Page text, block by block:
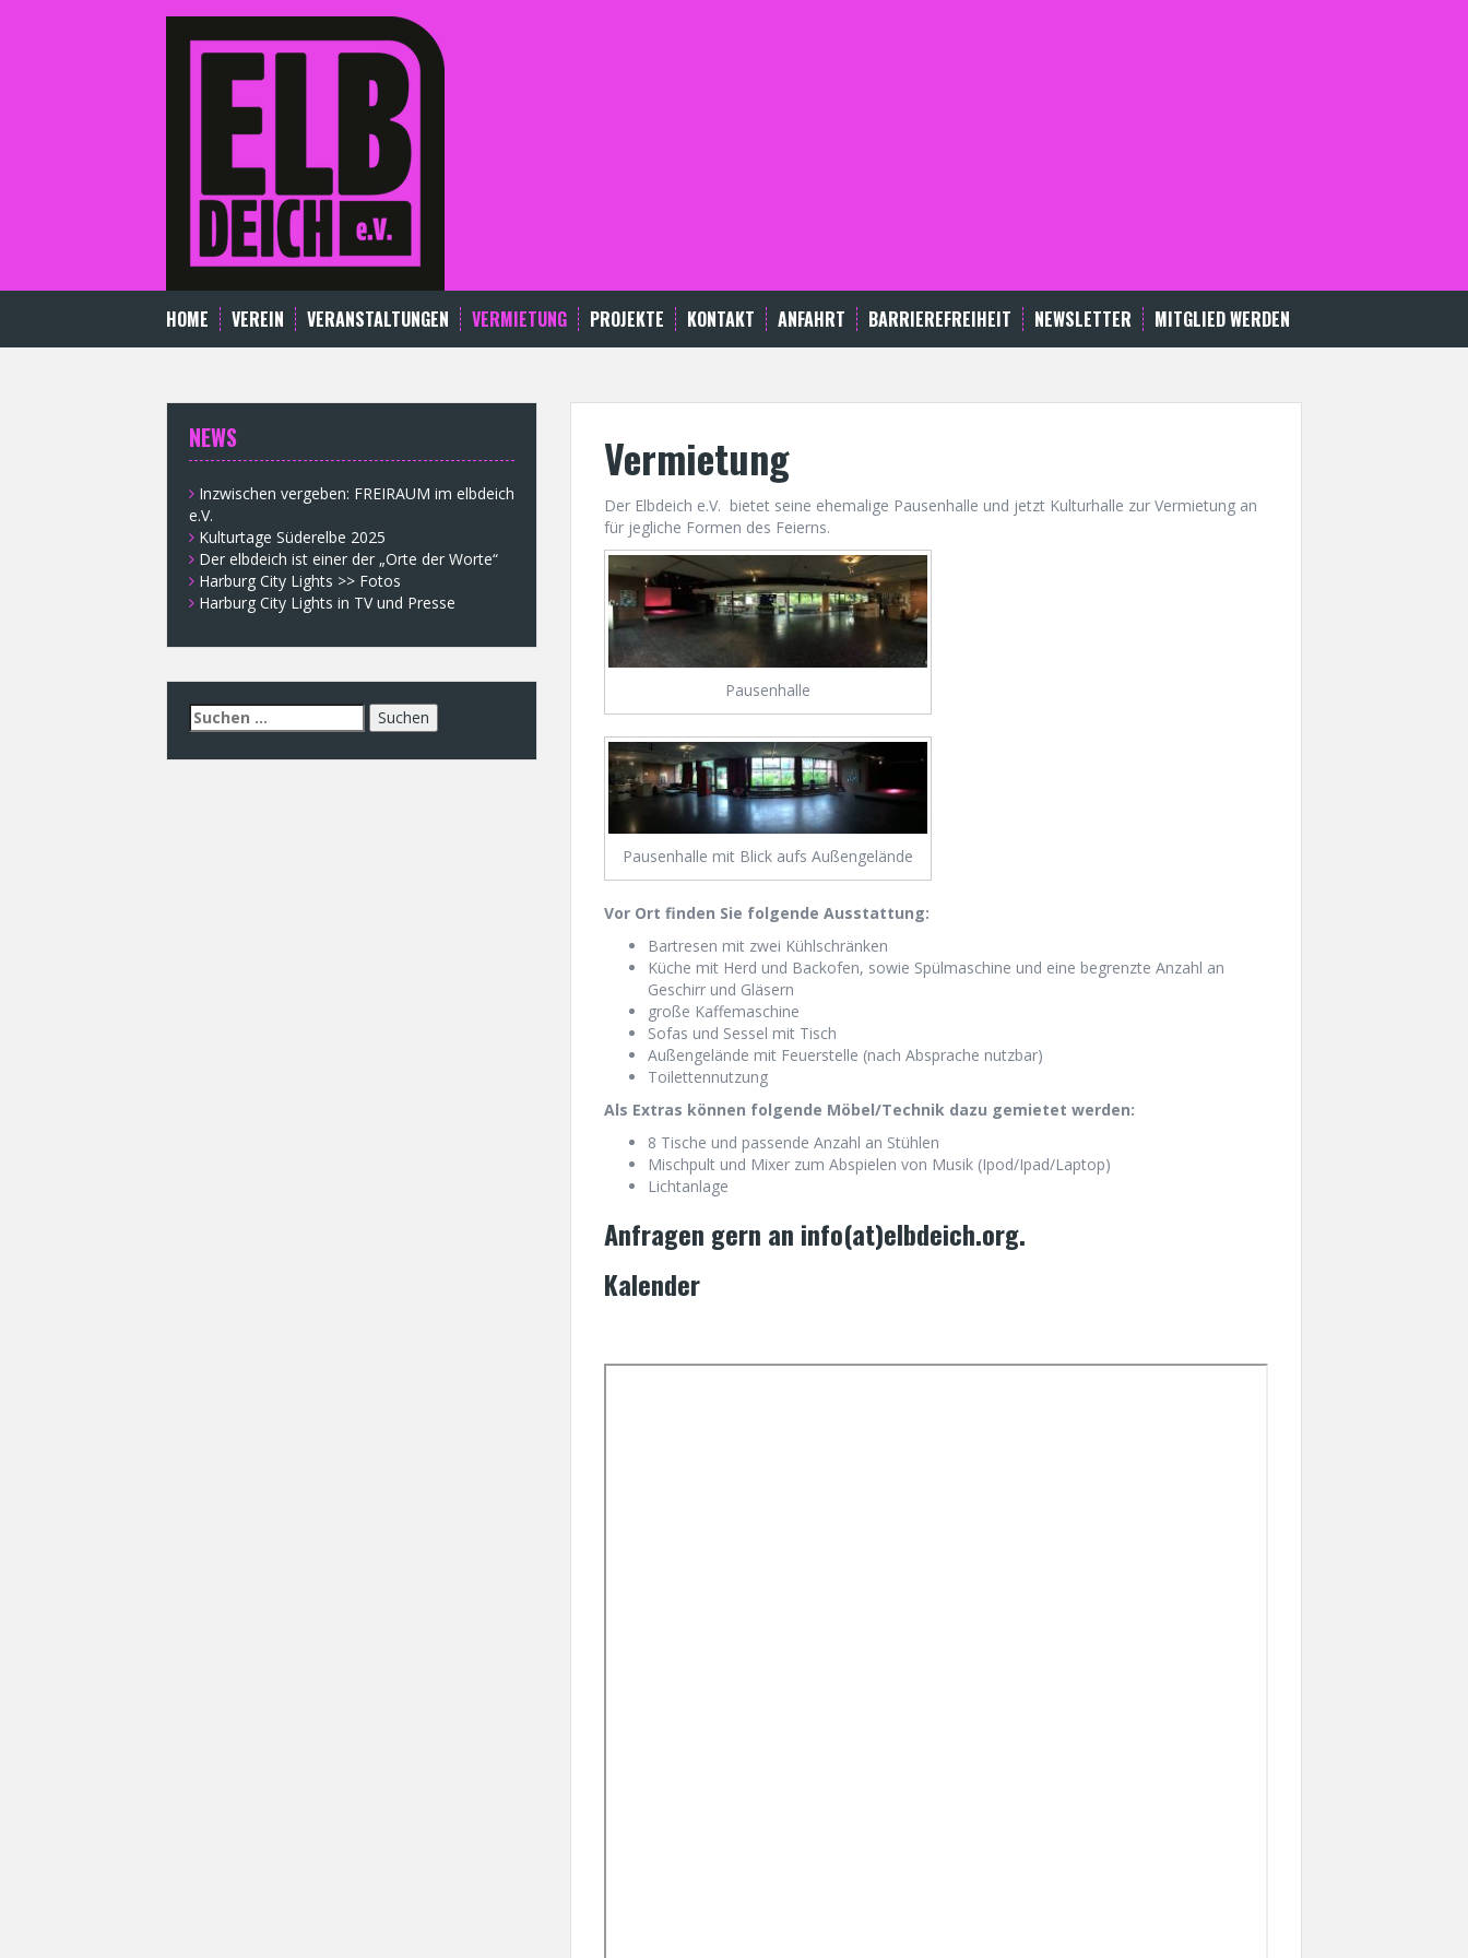
HOME VEREIN VERANSTALTUNGEN VERMIETUNG PROJEKTE KONTAKT ANFAHRT BARRIEREFREIHEIT NEWSLETTER MITGLIED WERDEN
Vermietung
Der Elbdeich e.V. bietet seine ehemalige Pausenhalle und jetzt Kulturhalle zur Vermietung an
für jegliche Formen des Feierns.
Pausenhalle
Pausenhalle mit Blick aufs Außengelände
Vor Ort finden Sie folgende Ausstattung:
Bartresen mit zwei Kühlschränken
Küche mit Herd und Backofen, sowie Spülmaschine und eine begrenzte Anzahl an
Geschirr und Gläsern
große Kaffemaschine
Sofas und Sessel mit Tisch
Außengelände mit Feuerstelle (nach Absprache nutzbar)
Toilettennutzung
Als Extras können folgende Möbel/Technik dazu gemietet werden:
8 Tische und passende Anzahl an Stühlen
Mischpult und Mixer zum Abspielen von Musik (Ipod/Ipad/Laptop)
Lichtanlage
Anfragen gern an info(at)elbdeich.org.
Kalender
NEWS
Inzwischen vergeben: FREIRAUM im elbdeich
e.V.
Kulturtage Süderelbe 2025
Der elbdeich ist einer der „Orte der Worte“
Harburg City Lights >> Fotos
Harburg City Lights in TV und Presse
Suchen
nach: